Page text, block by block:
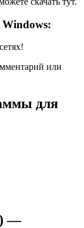
или
для
—